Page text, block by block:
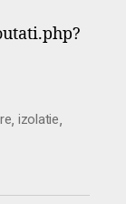
izolatie